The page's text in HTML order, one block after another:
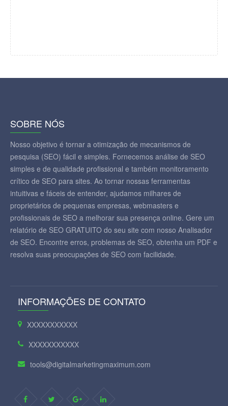
SOBRE NÓS
Nosso objetivo é tornar a otimização de mecanismos de
pesquisa (SEO) fácil e simples. Fornecemos análise de SEO
simples e de qualidade profissional e também monitoramento
crítico de SEO para sites. Ao tornar nossas ferramentas
intuitivas e fáceis de entender, ajudamos milhares de
proprietários de pequenas empresas, webmasters e
profissionais de SEO a melhorar sua presença online. Gere um
relatório de SEO GRATUITO do seu site com nosso Analisador
de SEO. Encontre erros, problemas de SEO, obtenha um PDF e
resolva suas preocupações de SEO com facilidade.
INFORMAÇÕES DE CONTATO
XXXXXXXXXXX
XXXXXXXXXXX
tools@digitalmarketingmaximum.com